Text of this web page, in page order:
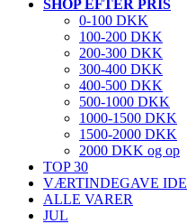
SHOP EFTER PRIS
0-100 DKK
100-200 DKK
200-300 DKK
300-400 DKK
400-500 DKK
500-1000 DKK
1000-1500 DKK
1500-2000 DKK
2000 DKK og op
TOP 30
VÆRTINDEGAVE IDE
ALLE VARER
JUL